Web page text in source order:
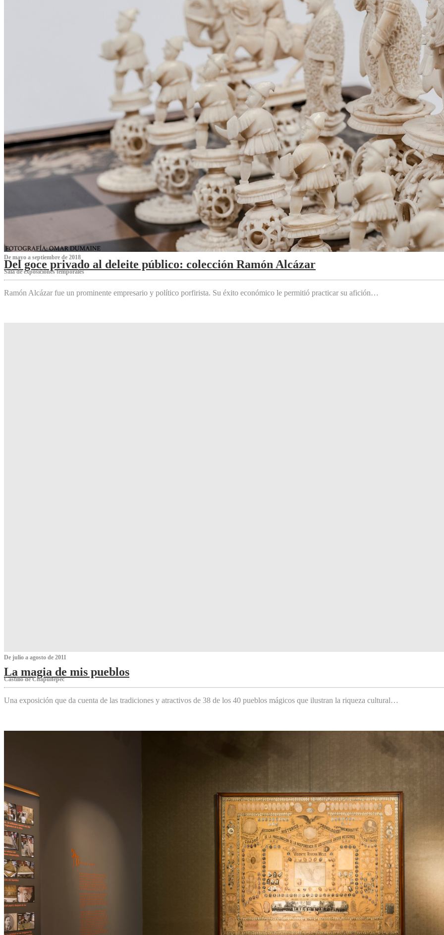
De mayo a septiembre de 2018
Del goce privado al deleite público: colección Ramón Alcázar
Sala de exposiciones temporales
Ramón Alcázar fue un prominente empresario y político porfirista. Su éxito económico le permitió practicar su afición…
De julio a agosto de 2011
La magia de mis pueblos
Castillo de Chapultepec
Una exposición que da cuenta de las tradiciones y atractivos de 38 de los 40 pueblos mágicos que ilustran la riqueza cultural…